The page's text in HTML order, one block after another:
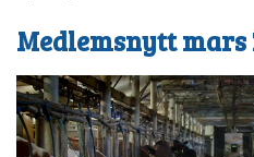
Medlemsnytt mars